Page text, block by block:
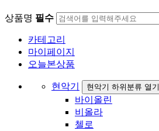
상품명 필수
카테고리
마이페이지
오늘본상품
현악기 현악기 하위분류 열기
바이올린
비올라
첼로